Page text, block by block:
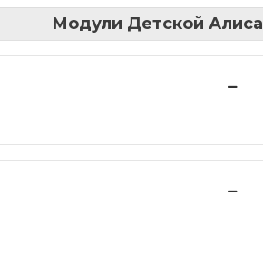
Модули Детской Алиса